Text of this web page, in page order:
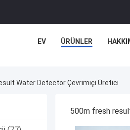
EV ÜRÜNLER
Water Detector Çevrimiçi Üretici
500m fresh